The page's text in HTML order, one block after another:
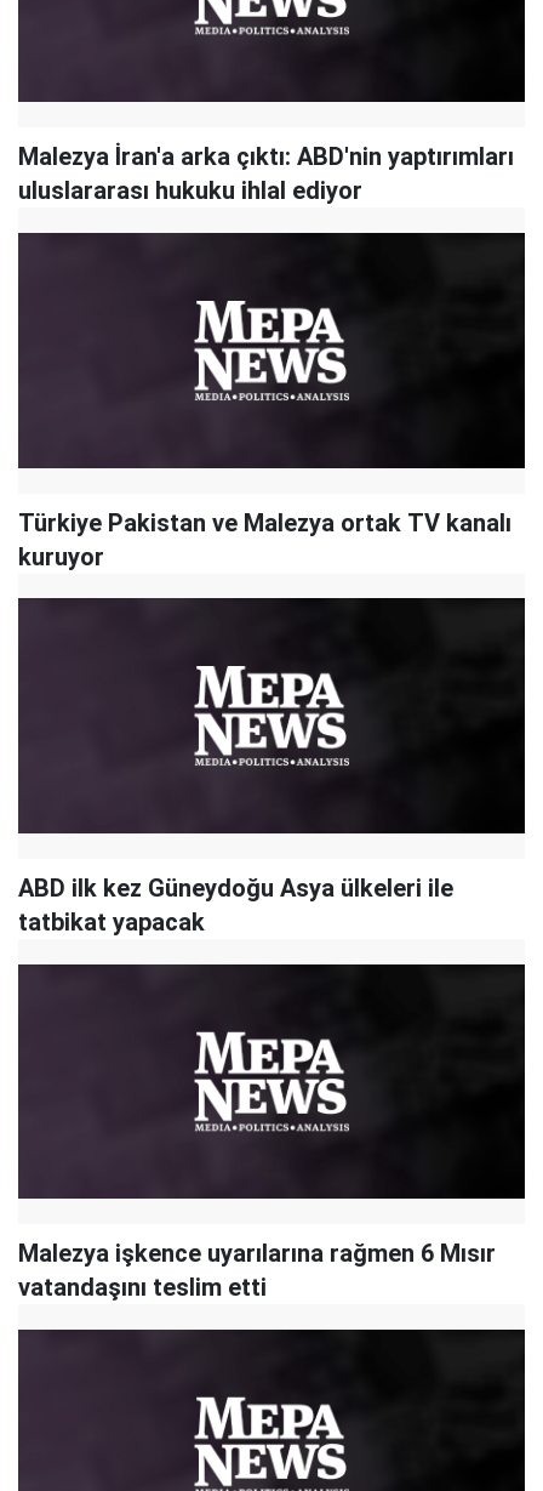
Malezya İran'a arka çıktı: ABD'nin yaptırımları
uluslararası hukuku ihlal ediyor
Türkiye Pakistan ve Malezya ortak TV kanalı
kuruyor
ABD ilk kez Güneydoğu Asya ülkeleri ile
tatbikat yapacak
Malezya işkence uyarılarına rağmen 6 Mısır
vatandaşını teslim etti